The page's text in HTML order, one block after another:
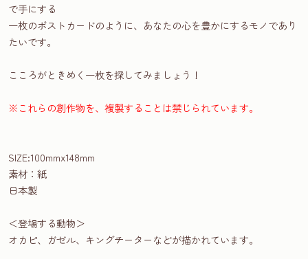
で手にする
一枚のポストカードのように、あなたの心を豊かにするモノであり
たいです。
こころがときめく一枚を探してみましょう！
※これらの創作物を、複製することは禁じられています。
SIZE:100mmx148mm
素材：紙
日本製
＜登場する動物＞
オカピ、ガゼル、キングチーターなどが描かれています。